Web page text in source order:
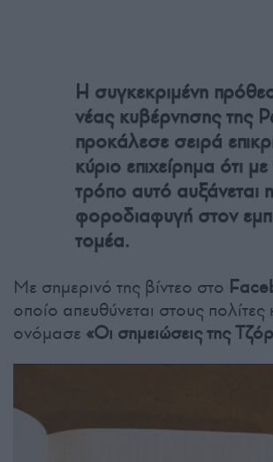
Η συγκεκριμένη
νέας κυβέρνησης της
προκάλεσε σειρά
κύριο επιχείρημα ότι
τρόπο αυτό αυξάνεται η
φοροδιαφυγή στον
τομέα.
Με σημερινό της βίντεο στο
οποίο απευθύνεται στους πολίτες
ονόμασε «Οι σημειώσεις της